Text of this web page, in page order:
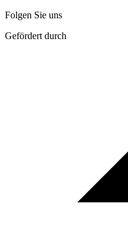
Folgen Sie uns
Gefördert durch